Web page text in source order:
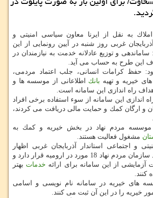
به نقل از ایرنا معاون سیاسی امنیتی و
غربی روز شنبه در آیین رونمایی از این
و توزیع عادلانه خدمت به نیازمندان در
این طرح به حساب می آید.
حفظ كرامات انسانی، جلب اعتماد مردمی،
خیریه و تهیه بانك اطلاعانی از موسسه ها و
راه اندازی این سامانه است.
اندازی این سامانه از سوء استفاده برخی افراد
و ارگان كمك و حمایت مالی دریافت می كردند،
وی بیان كرد: 52 موسسه مردم نهاد در بخش خیریه و كمك به
مشغول فعالیت هستند.
و اجتماعی استاندار آذربایجان غربی اظهار
داشت: از این تعداد سازمان مردم نهاد 18 مورد در ارومیه قرار دارد و
آزمایشی از این سامانه برای ارائه خدمات بهتر
كنند.
های خیریه در سامانه نام نویسی و اسامی
خیریه را در این آن ثبت می كنند.